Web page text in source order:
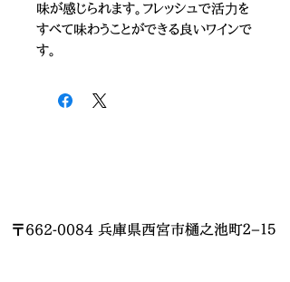
味が感じられます。フレッシュで活⼒を
すべて味わうことができる良いワインで
す。
〒662-0084 兵庫県西宮市樋之池町２−１５